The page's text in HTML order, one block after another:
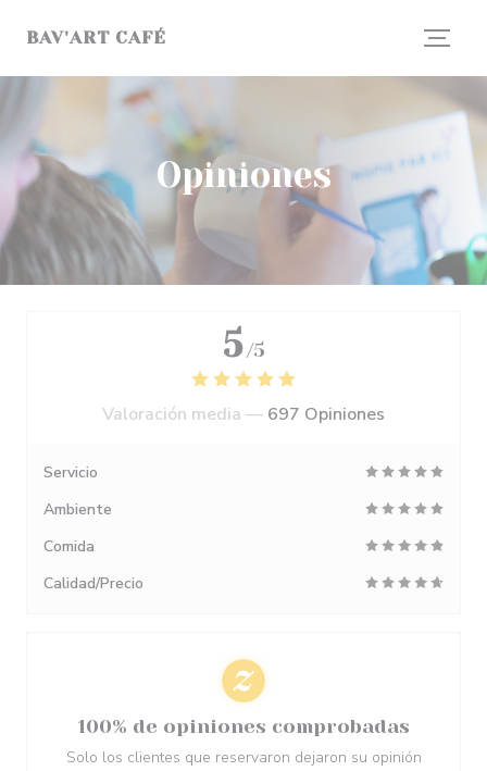
BAV'ART CAFÉ
Opiniones
5 /5
Valoración media — 697 Opiniones
Servicio
Ambiente
Comida
Calidad/Precio
100% de opiniones comprobadas
Solo los clientes que reservaron dejaron su opinión